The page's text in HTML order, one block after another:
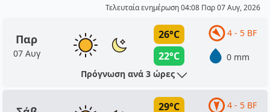
Τελευταία ενημέρωση 04:08 Παρ 07 Αυγ, 2026
Παρ
07 Αυγ
26°C
22°C
4 - 5 BF
0 mm
Πρόγνωση ανά 3 ώρες
29°C
4 - 5 BF